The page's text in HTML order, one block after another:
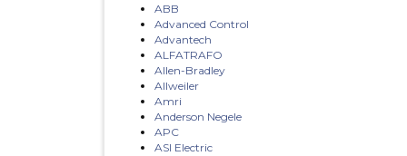
ABB
Advanced Control
Advantech
ALFATRAFO
Allen-Bradley
Allweiler
Amri
Anderson Negele
APC
ASI Electric